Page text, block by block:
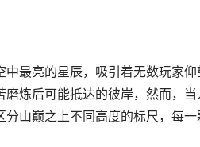
最亮的星辰，吸引着无数玩家
炼后可能抵达的彼岸，然而，
山巅之上不同高度的标尺，每